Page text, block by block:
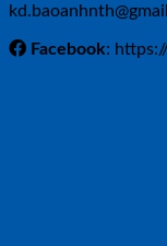
Facebook: